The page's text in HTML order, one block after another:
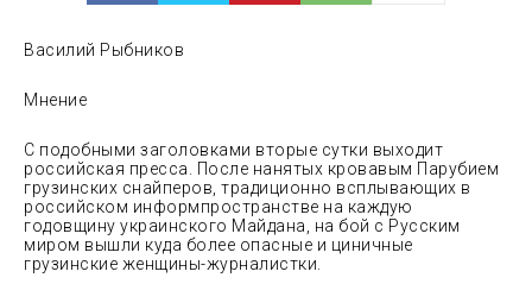
Василий Рыбников
Мнение
С подобными заголовками вторые сутки выходит
российская пресса. После нанятых кровавым Парубием
грузинских снайперов, традиционно всплывающих в
российском информпространстве на каждую
годовщину украинского Майдана, на бой с Русским
миром вышли куда более опасные и циничные
грузинские женщины-журналистки.